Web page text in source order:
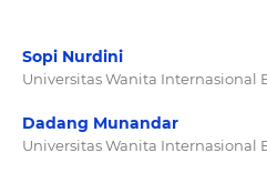
Sopi Nurdini
Universitas Wanita Internasional
Dadang Munandar
Universitas Wanita Internasional